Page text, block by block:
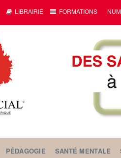
LIBRAIRIE FORMATIONS
PÉDAGOGIE SANTÉ MENTALE